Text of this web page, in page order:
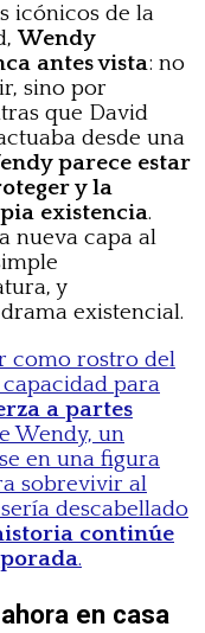
icónicos de la
Wendy
antes vista: no
sino por
que David
desde una
parece estar
y la
existencia.
nueva capa al
y
existencial.
como rostro del
para
a partes
Wendy, un
en una figura
sobrevivir al
descabellado
continúe
.
en casa